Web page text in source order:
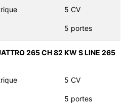
5 CV
5 portes
265 CH 82 KW S LINE 265
5 CV
5 portes